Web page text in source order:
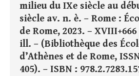
milieu du IXe siècle au
siècle av. n. è. – Rome :
de Rome, 2023. –
ill. – (Bibliothèque des
d’Athènes et de Rome,
405). – ISBN :